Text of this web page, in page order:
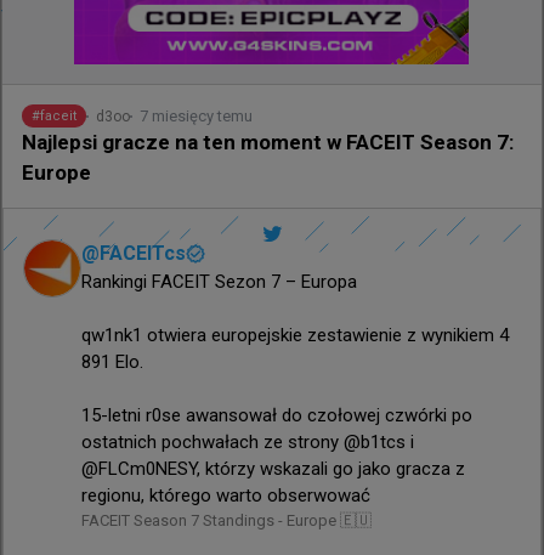
HLTVorg
fnatic, HEROIC, DENDELE, 1win, BIG i inne czołowe
drużyny są gotowe, by rozpocząć swoją przygodę w
#faceit d3oo 7 miesięcy temu
Najlepsi gracze na ten moment w FACEIT Season 7:
Europe
@ FACEITcs
Rankingi FACEIT Sezon 7 – Europa
qw1nk1 otwiera europejskie zestawienie z wynikiem 4
891 Elo.
15-letni r0se awansował do czołowej czwórki po
ostatnich pochwałach ze strony @b1tcs i
@FLCm0NESY, którzy wskazali go jako gracza z
regionu, którego warto obserwować
FACEIT Season 7 Standings - Europe 🇪🇺